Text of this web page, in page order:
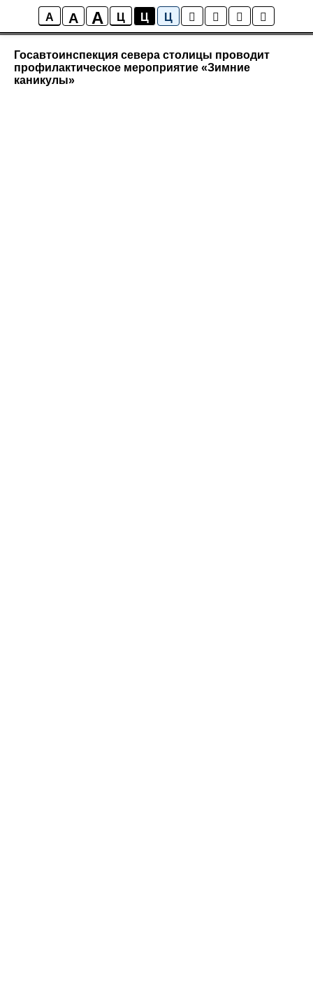
A A A Ц Ц Ц
Новости района Коптево
Госавтоинспекция севера столицы проводит
профилактическое мероприятие «Зимние
каникулы»